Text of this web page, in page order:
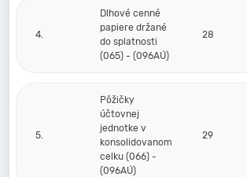
4.
Dlhové cenné
papiere držané
do splatnosti
(065) - (096AÚ)
28
5.
Pôžičky
účtovnej
jednotke v
konsolidovanom
celku (066) -
(096AÚ)
29